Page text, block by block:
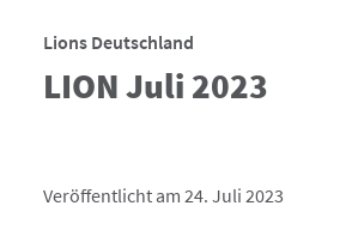
Lions Deutschland
LION Juli 2023
Veröffentlicht am 24. Juli 2023